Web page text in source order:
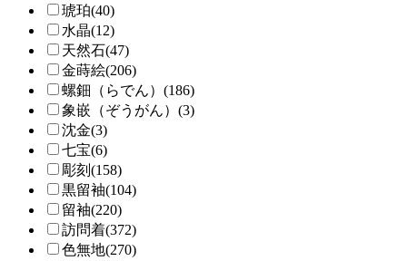
琥珀(40)
水晶(12)
天然石(47)
金蒔絵(206)
螺鈿（らでん）(186)
象嵌（ぞうがん）(3)
沈金(3)
七宝(6)
彫刻(158)
黒留袖(104)
留袖(220)
訪問着(372)
色無地(270)